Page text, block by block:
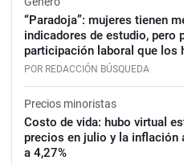
“Paradoja”: mujeres tienen
indicadores de estudio, pero
participación laboral que los
POR REDACCIÓN BÚSQUEDA
Precios minoristas
Costo de vida: hubo virtual
precios en julio y la inflación
a 4,27%